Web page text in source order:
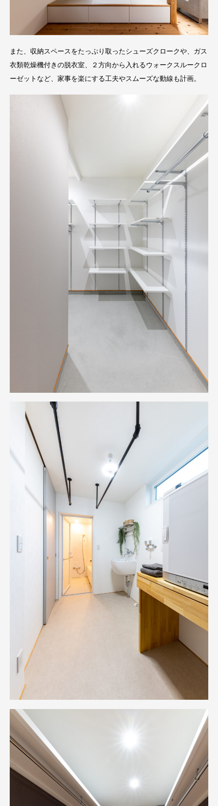
また、収納スペースをたっぷり取ったシューズクロークや、ガス
衣類乾燥機付きの脱衣室、２方向から入れるウォークスルークロ
ーゼットなど、家事を楽にする工夫やスムーズな動線も計画。